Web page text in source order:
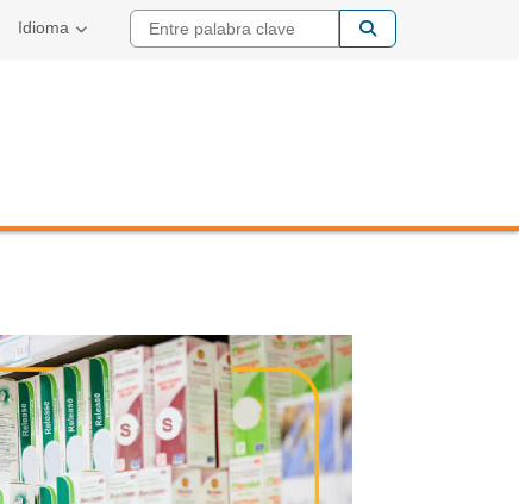
Idioma Entre palabra